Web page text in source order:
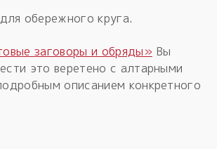
обережного круга.
заговоры и обряды» Вы
это веретено с алтарными
описанием конкретного